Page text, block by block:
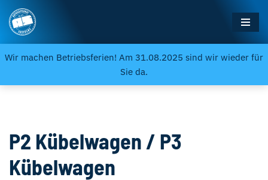
Wir machen Betriebsferien! Am 31.08.2025 sind wir wieder für
Sie da.
Zum
Inhalt
springen
P2 Kübelwagen / P3
Kübelwagen